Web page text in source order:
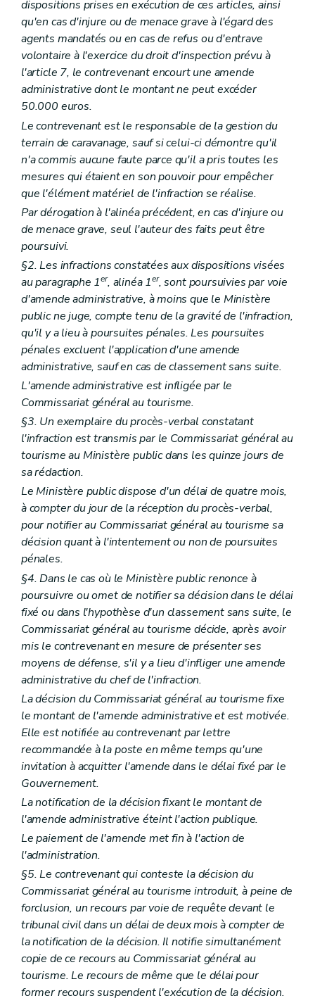
dispositions prises en exécution de ces articles, ainsi
qu'en cas d'injure ou de menace grave à l'égard des
agents mandatés ou en cas de refus ou d'entrave
volontaire à l'exercice du droit d'inspection prévu à
l'article 7, le contrevenant encourt une amende
administrative dont le montant ne peut excéder
50.000 euros.
Le contrevenant est le responsable de la gestion du
terrain de caravanage, sauf si celui-ci démontre qu'il
n'a commis aucune faute parce qu'il a pris toutes les
mesures qui étaient en son pouvoir pour empêcher
que l'élément matériel de l'infraction se réalise.
Par dérogation à l'alinéa précédent, en cas d'injure ou
de menace grave, seul l'auteur des faits peut être
poursuivi.
§2. Les infractions constatées aux dispositions visées
au paragraphe 1er, alinéa 1er, sont poursuivies par voie
d'amende administrative, à moins que le Ministère
public ne juge, compte tenu de la gravité de l'infraction,
qu'il y a lieu à poursuites pénales. Les poursuites
pénales excluent l'application d'une amende
administrative, sauf en cas de classement sans suite.
L'amende administrative est infligée par le
Commissariat général au tourisme.
§3. Un exemplaire du procès-verbal constatant
l'infraction est transmis par le Commissariat général au
tourisme au Ministère public dans les quinze jours de
sa rédaction.
Le Ministère public dispose d'un délai de quatre mois,
à compter du jour de la réception du procès-verbal,
pour notifier au Commissariat général au tourisme sa
décision quant à l'intentement ou non de poursuites
pénales.
§4. Dans le cas où le Ministère public renonce à
poursuivre ou omet de notifier sa décision dans le délai
fixé ou dans l'hypothèse d'un classement sans suite, le
Commissariat général au tourisme décide, après avoir
mis le contrevenant en mesure de présenter ses
moyens de défense, s'il y a lieu d'infliger une amende
administrative du chef de l'infraction.
La décision du Commissariat général au tourisme fixe
le montant de l'amende administrative et est motivée.
Elle est notifiée au contrevenant par lettre
recommandée à la poste en même temps qu'une
invitation à acquitter l'amende dans le délai fixé par le
Gouvernement.
La notification de la décision fixant le montant de
l'amende administrative éteint l'action publique.
Le paiement de l'amende met fin à l'action de
l'administration.
§5. Le contrevenant qui conteste la décision du
Commissariat général au tourisme introduit, à peine de
forclusion, un recours par voie de requête devant le
tribunal civil dans un délai de deux mois à compter de
la notification de la décision. Il notifie simultanément
copie de ce recours au Commissariat général au
tourisme. Le recours de même que le délai pour
former recours suspendent l'exécution de la décision.